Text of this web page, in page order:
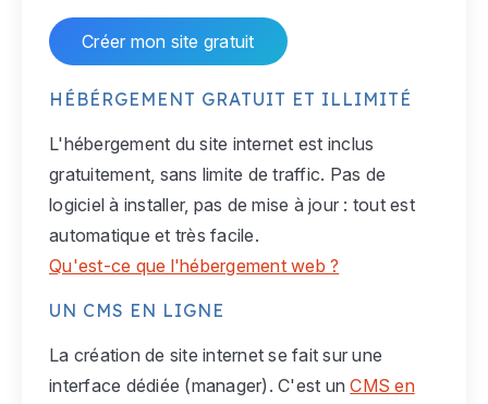
Créer mon site gratuit
HÉBÉRGEMENT GRATUIT ET ILLIMITÉ
L'hébergement du site internet est inclus
gratuitement, sans limite de traffic. Pas de
logiciel à installer, pas de mise à jour : tout est
automatique et très facile.
Qu'est-ce que l'hébergement web ?
UN CMS EN LIGNE
La création de site internet se fait sur une
interface dédiée (manager). C'est unCMS en